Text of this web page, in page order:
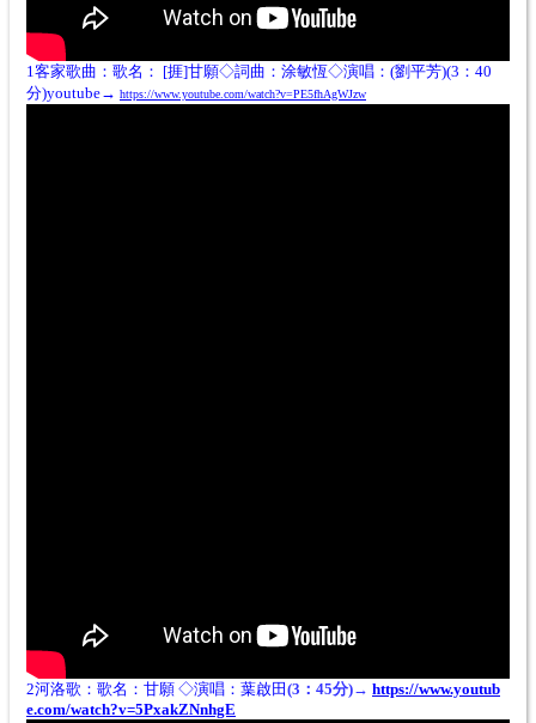
1客家歌曲：歌名： [捱]甘願◇詞曲：涂敏恆◇演唱：(劉平芳)(3：40
分)youtube→ https://www.youtube.com/watch?v=PE5fhAgWJzw
2河洛歌：歌名 ： 甘願 ◇演唱：葉啟田 (3：45分)→ https://www.youtub
e.com/watch?v=5PxakZNnhgE